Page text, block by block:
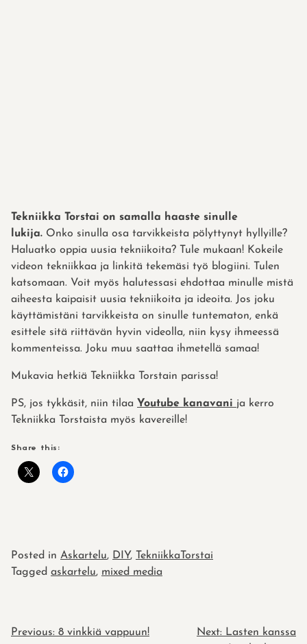
Tekniikka Torstai on samalla haaste sinulle
lukija. Onko sinulla osa tarvikkeista pölyttynyt hyllyille?
Haluatko oppia uusia tekniikoita? Tule mukaan! Kokeile
videon tekniikkaa ja linkitä tekemäsi työ blogiini. Tulen
katsomaan. Voit myös halutessasi ehdottaa minulle mistä
aiheesta kaipaisit uusia tekniikoita ja ideoita. Jos joku
käyttämistäni tarvikkeista on sinulle tuntematon, enkä
esittele sitä riittävän hyvin videolla, niin kysy ihmeessä
kommenteissa. Joku muu saattaa ihmetellä samaa!
Mukavia hetkiä Tekniikka Torstain parissa!
PS, jos tykkäsit, niin tilaa Youtube kanavani ja kerro
Tekniikka Torstaista myös kavereille!
Share this:
Posted in Askartelu, DIY,
TekniikkaTorstai
Tagged askartelu, mixed media
POST
Previous: 8 vinkkiä vappuun! Next: Lasten kanssa